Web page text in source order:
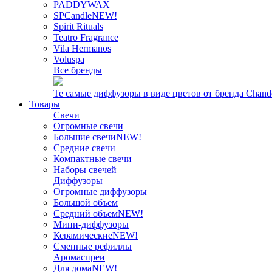
PADDYWAX
SPCandleNEW!
Spirit Rituals
Teatro Fragrance
Vila Hermanos
Voluspa
Все бренды
Те самые диффузоры в виде цветов от бренда
Товары
Свечи
Огромные свечи
Большие свечиNEW!
Средние свечи
Компактные свечи
Наборы свечей
Диффузоры
Огромные диффузоры
Большой объем
Средний объемNEW!
Мини-диффузоры
КерамическиеNEW!
Сменные рефиллы
Аромаспреи
Для домаNEW!